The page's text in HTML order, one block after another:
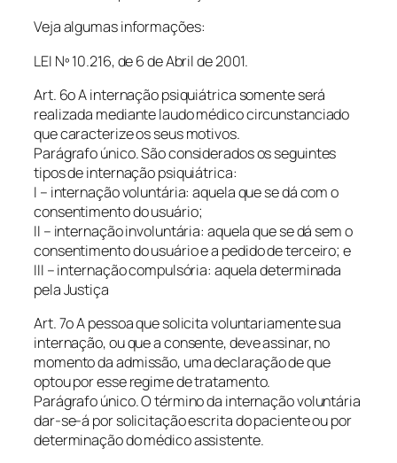
Veja algumas informações:
LEI Nº 10.216, de 6 de Abril de 2001.
Art. 6o A internação psiquiátrica somente será
realizada mediante laudo médico circunstanciado
que caracterize os seus motivos.
Parágrafo único. São considerados os seguintes
tipos de internação psiquiátrica:
I – internação voluntária: aquela que se dá com o
consentimento do usuário;
II – internação involuntária: aquela que se dá sem o
consentimento do usuário e a pedido de terceiro; e
III – internação compulsória: aquela determinada
pela Justiça
Art. 7o A pessoa que solicita voluntariamente sua
internação, ou que a consente, deve assinar, no
momento da admissão, uma declaração de que
optou por esse regime de tratamento.
Parágrafo único. O término da internação voluntária
dar-se-á por solicitação escrita do paciente ou por
determinação do médico assistente.